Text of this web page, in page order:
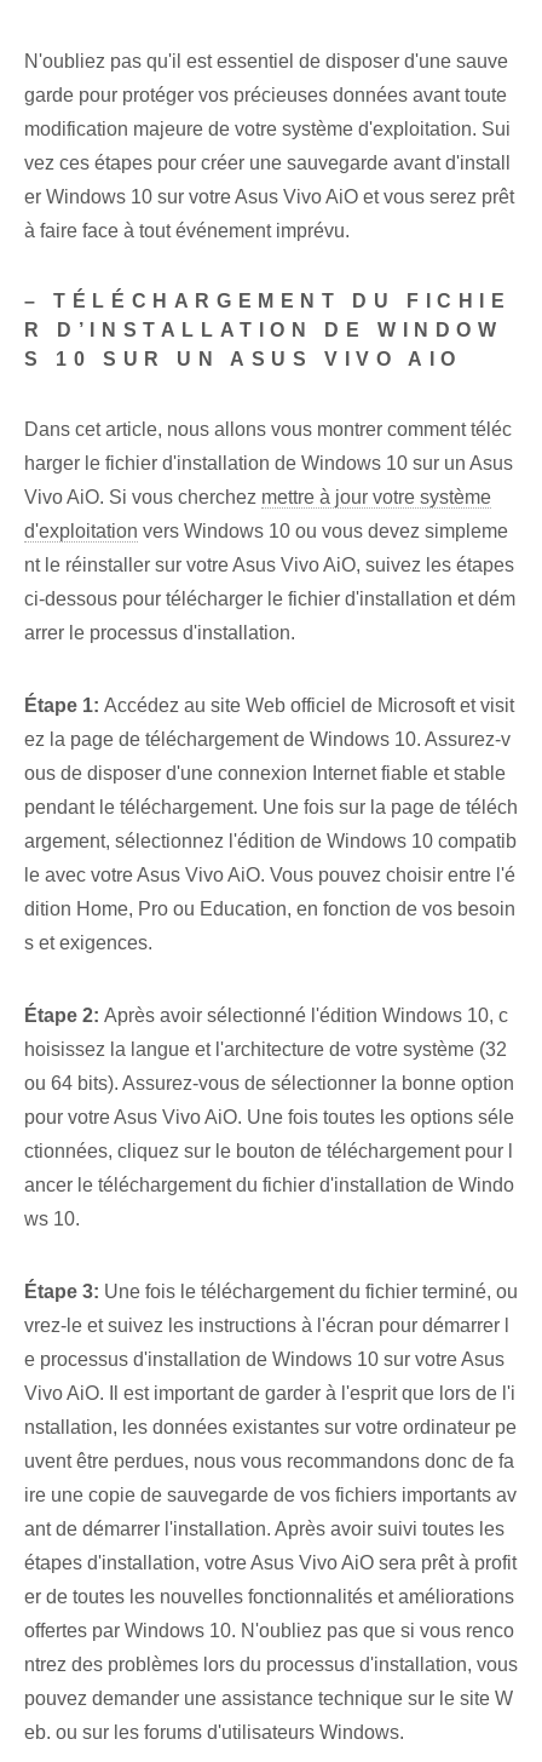
N'oubliez pas qu'il est essentiel de disposer d'une sauve
garde pour protéger vos précieuses données avant toute
modification majeure de votre système d'exploitation. Sui
vez ces étapes pour créer une sauvegarde avant d'install
er Windows 10 sur votre Asus Vivo AiO et vous serez prêt
à faire face à tout événement imprévu.
– TÉLÉCHARGEMENT DU FICHIE
R D’INSTALLATION DE WINDOW
S 10 SUR UN ASUS VIVO AIO
Dans cet article, nous allons vous montrer comment téléc
harger le fichier d'installation de Windows 10 sur un Asus
Vivo AiO. Si vous cherchez mettre à jour votre système
d'exploitation vers Windows 10 ou vous devez simpleme
nt le réinstaller sur votre Asus Vivo AiO, suivez les étapes
ci-dessous pour télécharger le fichier d'installation et dém
arrer le processus d'installation.
Étape 1: Accédez au site Web officiel de Microsoft et visit
ez la page de téléchargement de Windows 10. Assurez-v
ous de disposer d'une connexion Internet fiable et stable
pendant le téléchargement. Une fois sur la page de téléch
argement, sélectionnez l'édition de Windows 10 compatib
le avec votre Asus Vivo AiO. Vous pouvez choisir entre l'é
dition Home, Pro ou Education, en fonction de vos besoin
s et exigences.
Étape 2: Après avoir sélectionné l'édition Windows 10, c
hoisissez la langue et l'architecture de votre système (32
ou 64 bits). Assurez-vous de sélectionner la bonne option
pour votre Asus Vivo AiO. Une fois toutes les options séle
ctionnées, cliquez sur le bouton de téléchargement pour l
ancer le téléchargement du fichier d'installation de Windo
ws 10.
Étape 3: Une fois le téléchargement du fichier terminé, ou
vrez-le et suivez les instructions à l'écran pour démarrer l
e processus d'installation de Windows 10 sur votre Asus
Vivo AiO. Il est important de garder à l'esprit que lors de l'i
nstallation, les données existantes sur votre ordinateur pe
uvent être perdues, nous vous recommandons donc de fa
ire une copie de sauvegarde de vos fichiers importants av
ant de démarrer l'installation. Après avoir suivi toutes les
étapes d'installation, votre Asus Vivo AiO sera prêt à profit
er de toutes les nouvelles fonctionnalités et améliorations
offertes par Windows 10. N'oubliez pas que si vous renco
ntrez des problèmes lors du processus d'installation, vous
pouvez demander une assistance technique sur le site W
eb. ou sur les forums d'utilisateurs Windows.